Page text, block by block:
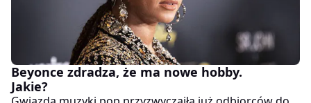
Beyonce zdradza, że ma nowe hobby.
Jakie?